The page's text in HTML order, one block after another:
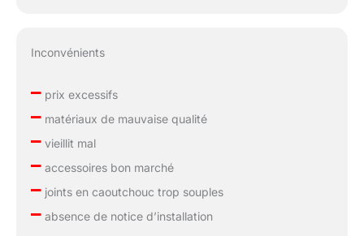
Inconvénients
–prix excessifs
–matériaux de mauvaise qualité
–vieillit mal
–accessoires bon marché
–joints en caoutchouc trop souples
–absence de notice d’installation